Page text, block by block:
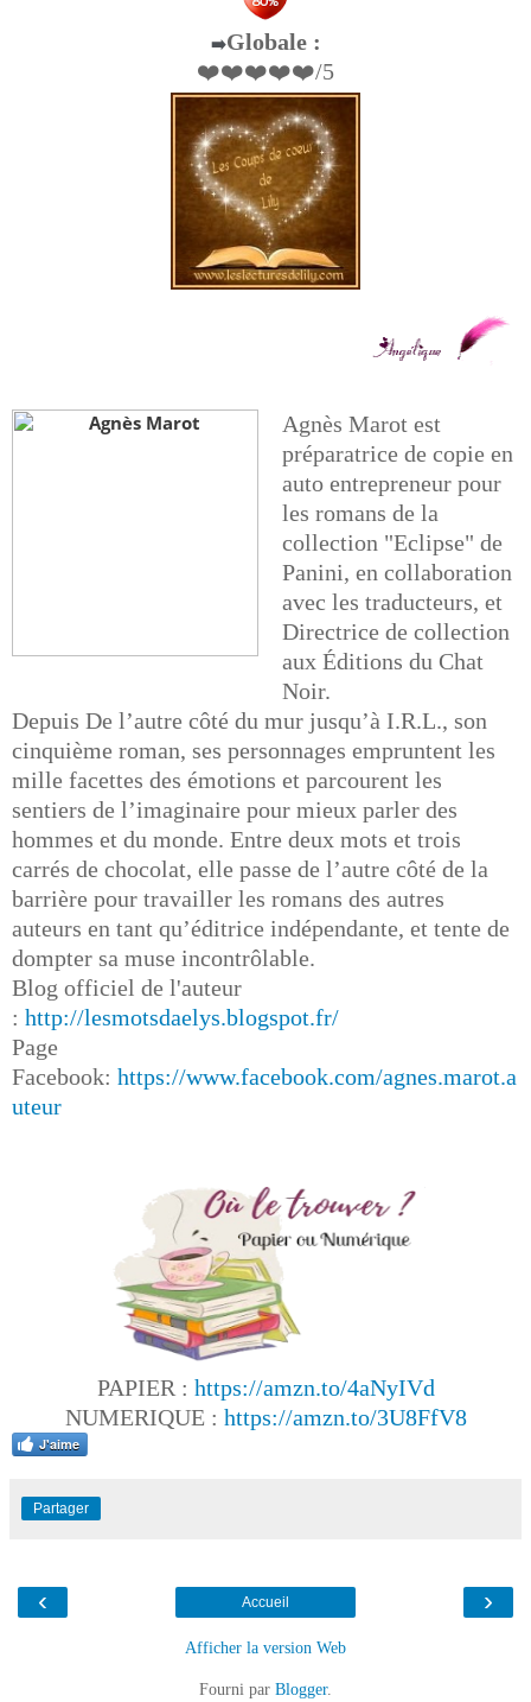
➡️Globale :
❤️❤️❤️❤️❤️/5
Agnès Marot est
préparatrice de copie en
auto entrepreneur pour
les romans de la
collection "Eclipse" de
Panini, en collaboration
avec les traducteurs, et
Directrice de collection
aux Éditions du Chat
Noir.
Depuis De l’autre côté du mur jusqu’à I.R.L., son
cinquième roman, ses personnages empruntent les
mille facettes des émotions et parcourent les
sentiers de l’imaginaire pour mieux parler des
hommes et du monde. Entre deux mots et trois
carrés de chocolat, elle passe de l’autre côté de la
barrière pour travailler les romans des autres
auteurs en tant qu’éditrice indépendante, et tente de
dompter sa muse incontrôlable.
Blog officiel de l'auteur
: http://lesmotsdaelys.blogspot.fr/
Page
Facebook: https://www.facebook.com/agnes.marot.a
uteur
PAPIER : https://amzn.to/4aNyIVd
NUMERIQUE : https://amzn.to/3U8FfV8
J'aime
Partager
‹ ›
Accueil
Afficher la version Web
Fourni par Blogger.